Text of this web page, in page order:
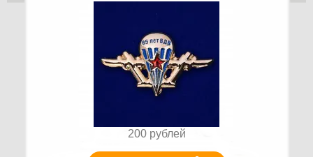
200 рублей